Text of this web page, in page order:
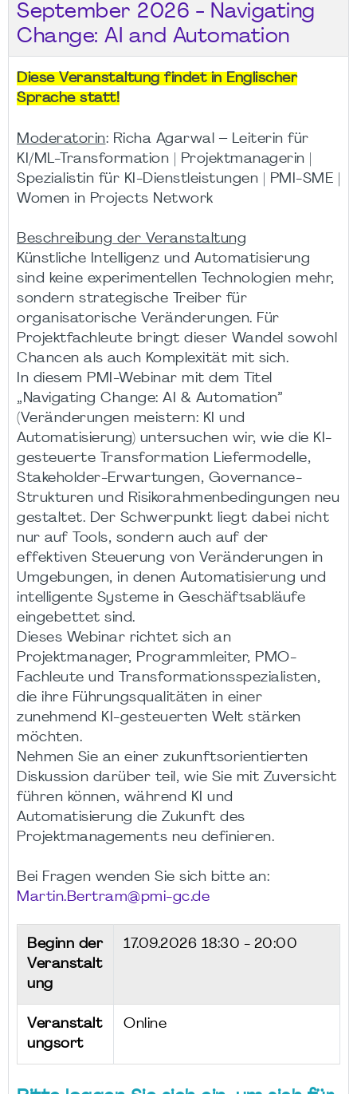
September 2026 - Navigating
Change: AI and Automation
Diese Veranstaltung findet in Englischer
Sprache statt!
Moderatorin: Richa Agarwal – Leiterin für
KI/ML-Transformation | Projektmanagerin |
Spezialistin für KI-Dienstleistungen | PMI-SME |
Women in Projects Network
Beschreibung der Veranstaltung
Künstliche Intelligenz und Automatisierung
sind keine experimentellen Technologien mehr,
sondern strategische Treiber für
organisatorische Veränderungen. Für
Projektfachleute bringt dieser Wandel sowohl
Chancen als auch Komplexität mit sich.
In diesem PMI-Webinar mit dem Titel
„Navigating Change: AI & Automation”
(Veränderungen meistern: KI und
Automatisierung) untersuchen wir, wie die KI-
gesteuerte Transformation Liefermodelle,
Stakeholder-Erwartungen, Governance-
Strukturen und Risikorahmenbedingungen neu
gestaltet. Der Schwerpunkt liegt dabei nicht
nur auf Tools, sondern auch auf der
effektiven Steuerung von Veränderungen in
Umgebungen, in denen Automatisierung und
intelligente Systeme in Geschäftsabläufe
eingebettet sind.
Dieses Webinar richtet sich an
Projektmanager, Programmleiter, PMO-
Fachleute und Transformationsspezialisten,
die ihre Führungsqualitäten in einer
zunehmend KI-gesteuerten Welt stärken
möchten.
Nehmen Sie an einer zukunftsorientierten
Diskussion darüber teil, wie Sie mit Zuversicht
führen können, während KI und
Automatisierung die Zukunft des
Projektmanagements neu definieren.
Bei Fragen wenden Sie sich bitte an:
Martin.Bertram@pmi-gc.de
Beginn der
Veranstalt
ung
17.09.2026 18:30 - 20:00
Veranstalt
ungsort
Online